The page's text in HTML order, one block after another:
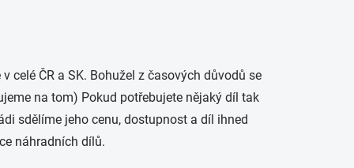
celé ČR a SK. Bohužel z časových důvodů se
na tom) Pokud potřebujete nějaký díl tak
sdělíme jeho cenu, dostupnost a díl ihned
náhradních dílů.